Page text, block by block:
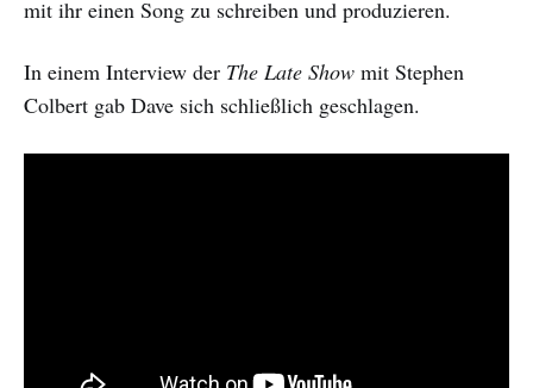
mit ihr einen Song zu schreiben und produzieren.
In einem Interview der The Late Show mit Stephen
Colbert gab Dave sich schließlich geschlagen.